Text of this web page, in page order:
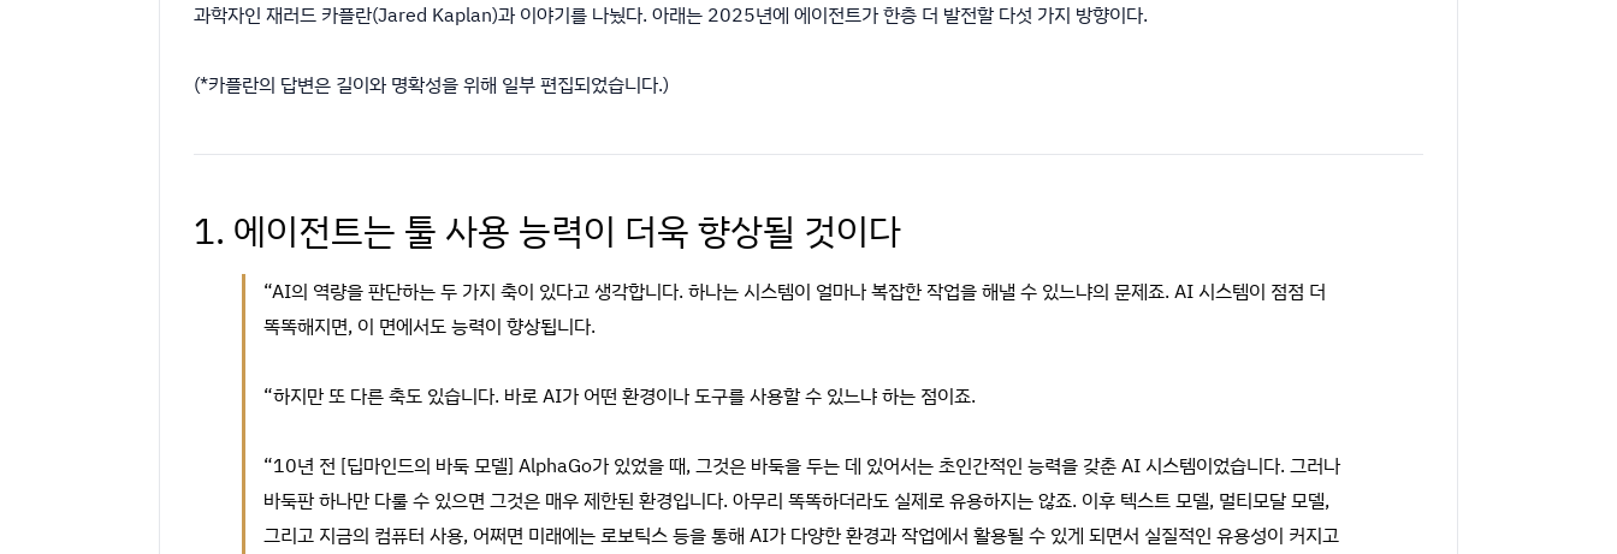
과학자인 재러드 카플란(Jared Kaplan)과 이야기를 나눴다. 아래는 2025년에 에이전트가 한층 더 발전할 다섯 가지 방향이다.
(*카플란의 답변은 길이와 명확성을 위해 일부 편집되었습니다.)
1. 에이전트는 툴 사용 능력이 더욱 향상될 것이다
“AI의 역량을 판단하는 두 가지 축이 있다고 생각합니다. 하나는 시스템이 얼마나 복잡한 작업을 해낼 수 있느냐의 문제죠. AI 시스템이 점점 더
똑똑해지면, 이 면에서도 능력이 향상됩니다.
“하지만 또 다른 축도 있습니다. 바로 AI가 어떤 환경이나 도구를 사용할 수 있느냐 하는 점이죠.
“10년 전 [딥마인드의 바둑 모델] AlphaGo가 있었을 때, 그것은 바둑을 두는 데 있어서는 초인간적인 능력을 갖춘 AI 시스템이었습니다. 그러나
바둑판 하나만 다룰 수 있으면 그것은 매우 제한된 환경입니다. 아무리 똑똑하더라도 실제로 유용하지는 않죠. 이후 텍스트 모델, 멀티모달 모델,
그리고 지금의 컴퓨터 사용, 어쩌면 미래에는 로보틱스 등을 통해 AI가 다양한 환경과 작업에서 활용될 수 있게 되면서 실질적인 유용성이 커지고